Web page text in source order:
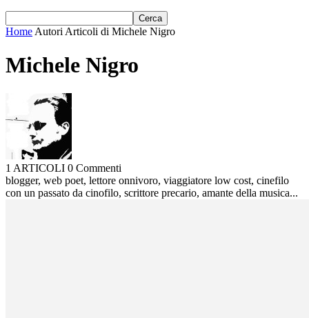
Home Autori Articoli di Michele Nigro
Michele Nigro
1 ARTICOLI 0 Commenti
blogger, web poet, lettore onnivoro, viaggiatore low cost, cinefilo
con un passato da cinofilo, scrittore precario, amante della musica...